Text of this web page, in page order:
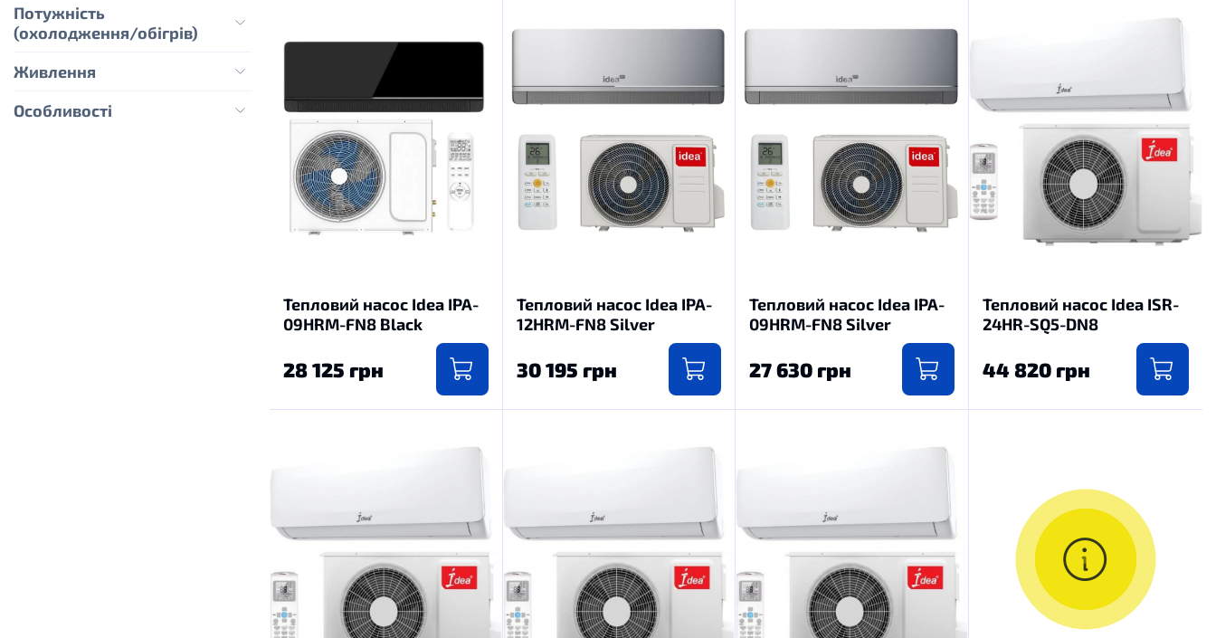
Потужність
(охолодження/обігрів)
Живлення
Особливості
Тепловий насос Idea IPA-
09HRM-FN8 Black
28 125 грн
Тепловий насос Idea IPA-
12HRM-FN8 Silver
30 195 грн
Тепловий насос Idea IPA-
09HRM-FN8 Silver
27 630 грн
Тепловий насос Idea ISR-
24HR-SQ5-DN8
44 820 грн